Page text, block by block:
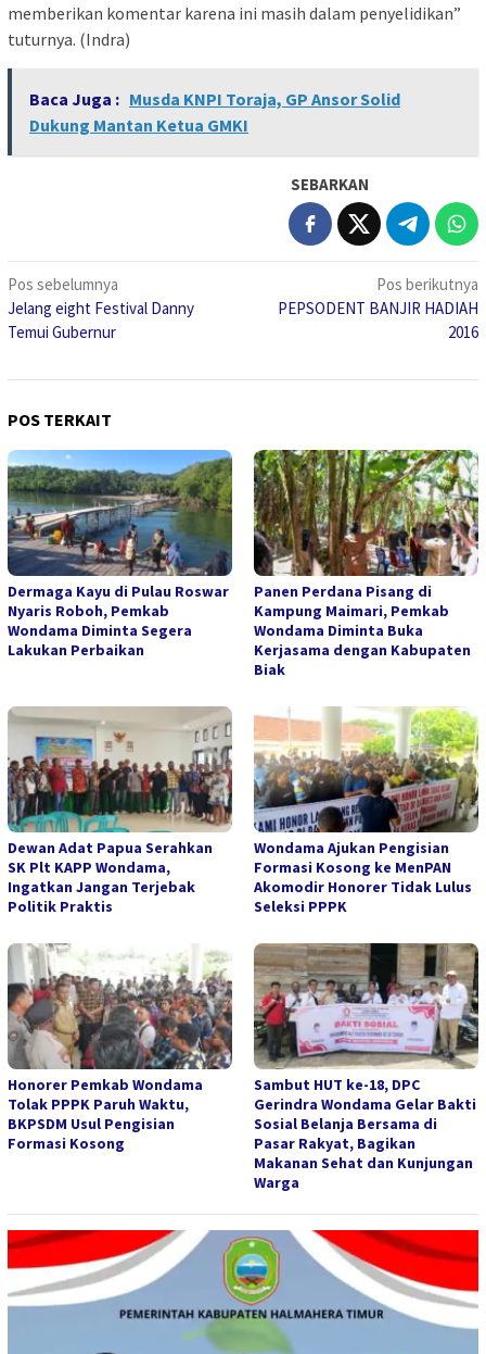
memberikan komentar karena ini masih dalam penyelidikan”
tuturnya. (Indra)
Baca Juga : Musda KNPI Toraja, GP Ansor Solid
Dukung Mantan Ketua GMKI
SEBARKAN
Navigasi
pos
Pos sebelumnya
Jelang eight Festival Danny
Temui Gubernur
Pos berikutnya
PEPSODENT BANJIR HADIAH
2016
POS TERKAIT
Dermaga Kayu di Pulau Roswar
Nyaris Roboh, Pemkab
Wondama Diminta Segera
Lakukan Perbaikan
Panen Perdana Pisang di
Kampung Maimari, Pemkab
Wondama Diminta Buka
Kerjasama dengan Kabupaten
Biak
Dewan Adat Papua Serahkan
SK Plt KAPP Wondama,
Ingatkan Jangan Terjebak
Politik Praktis
Wondama Ajukan Pengisian
Formasi Kosong ke MenPAN
Akomodir Honorer Tidak Lulus
Seleksi PPPK
Honorer Pemkab Wondama
Tolak PPPK Paruh Waktu,
BKPSDM Usul Pengisian
Formasi Kosong
Sambut HUT ke-18, DPC
Gerindra Wondama Gelar Bakti
Sosial Belanja Bersama di
Pasar Rakyat, Bagikan
Makanan Sehat dan Kunjungan
Warga